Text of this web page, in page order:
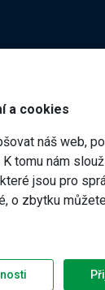
Kopřivnice |
a cookies
náš web,
tomu nám
jsou pro
o zbytku